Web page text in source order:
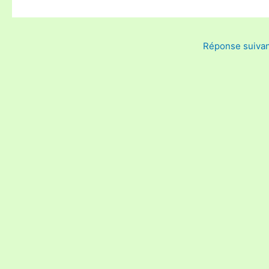
Réponse